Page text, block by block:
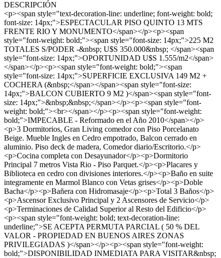
DESCRIPCIÓN
<p><span style="text-decoration-line: underline; font-weight: bold;
font-size: 14px;">ESPECTACULAR PISO QUINTO 13 MTS
FRENTE RIO Y MONUMENTO</span></p><p><span
style="font-weight: bold;"><span style="font-size: 14px;">225 M2
TOTALES S/PODER -&nbsp; U$S 350.000&nbsp; </span><span
style="font-size: 14px;">OPORTUNIDAD U$S 1.555/m2</span>
</span></p><p><span style="font-weight: bold;"><span
style="font-size: 14px;">SUPERFICIE EXCLUSIVA 149 M2 +
COCHERA (&nbsp;</span></span><span style="font-size:
14px;">BALCON CUBIERTO 9 M2 )</span><span style="font-
size: 14px;">&nbsp;&nbsp;</span></p><p><span style="font-
weight: bold;"><br></span></p><p><span style="font-weight:
bold;">IMPECABLE - Reformado en el Año 2010</span></p>
<p>3 Dormitorios, Gran Living comedor con Piso Porcelanato
Beige. Mueble Ingles en Cedro empotrado, Balcon cerrado en
aluminio. Piso deck de madera, Comedor diario/Escritorio.</p>
<p>Cocina completa con Desayunador</p><p>Dormitorio
Principal 7 metros Vista Rio - Piso Parquet.</p><p>Placares y
Biblioteca en cedro con divisiones interiores.</p><p>Baño en suite
integramente en Marmol Blanco con Vetas grises</p><p>Doble
Bacha</p><p>Bañera con Hidromasaje</p><p>Total 3 Baños</p>
<p>Ascensor Exclusivo Principal y 2 Ascensores de Servicio</p>
<p>Terminaciones de Calidad Superior al Resto del Edificio</p>
<p><span style="font-weight: bold; text-decoration-line:
underline;">SE ACEPTA PERMUTA PARCIAL ( 50 % DEL
VALOR - PROPIEDAD EN BUENOS AIRES ZONAS
PRIVILEGIADAS )</span></p><p><span style="font-weight:
bold;">DISPONIBILIDAD INMEDIATA PARA VISITAR&nbsp;